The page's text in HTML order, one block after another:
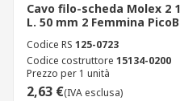
Cavo filo-scheda Molex 2
L. 50 mm 2 Femmina
Codice RS 125-0723
Codice costruttore 15134-0200
Prezzo per 1 unità
2,63 €(IVA esclusa)